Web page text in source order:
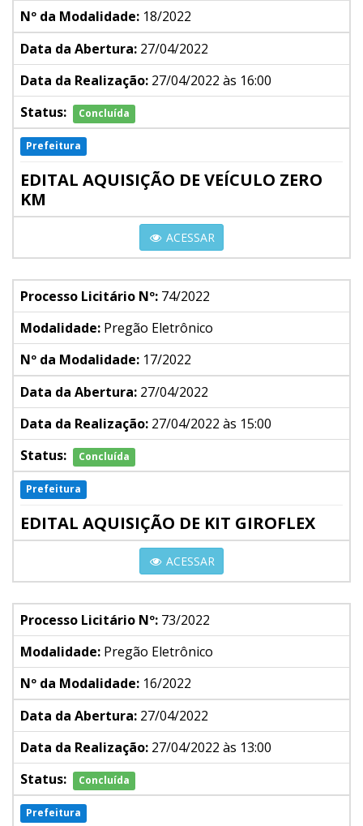
Nº da Modalidade: 18/2022
Data da Abertura: 27/04/2022
Data da Realização: 27/04/2022 às 16:00
Status:
Concluída
Prefeitura
EDITAL AQUISIÇÃO DE VEÍCULO ZERO
KM
ACESSAR
Processo Licitário Nº: 74/2022
Modalidade: Pregão Eletrônico
Nº da Modalidade: 17/2022
Data da Abertura: 27/04/2022
Data da Realização: 27/04/2022 às 15:00
Status:
Concluída
Prefeitura
EDITAL AQUISIÇÃO DE KIT GIROFLEX
ACESSAR
Processo Licitário Nº: 73/2022
Modalidade: Pregão Eletrônico
Nº da Modalidade: 16/2022
Data da Abertura: 27/04/2022
Data da Realização: 27/04/2022 às 13:00
Status:
Concluída
Prefeitura